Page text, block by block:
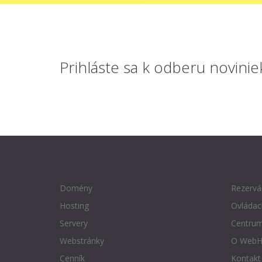
Prihláste sa k odberu
Domény
Hosting
Servery
Webstránky
Cenník
O
Kontakt